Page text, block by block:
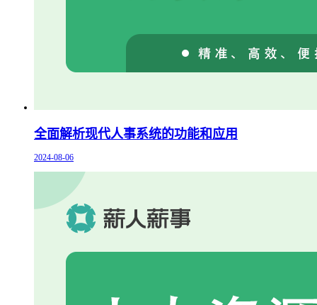
全面解析现代人事系统的功能和应用
2024-08-06